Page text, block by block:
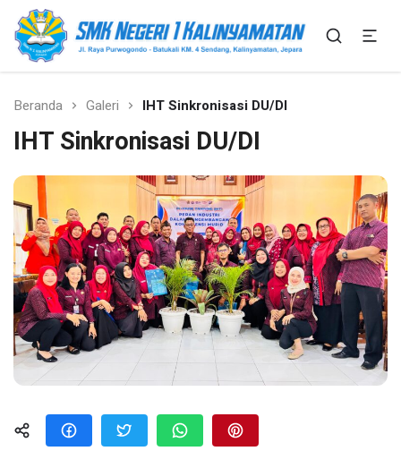
SMK N 1 Kalinyamatan
SMK Bisa SMK Hebat
Beranda Galeri IHT Sinkronisasi DU/DI
IHT Sinkronisasi DU/DI